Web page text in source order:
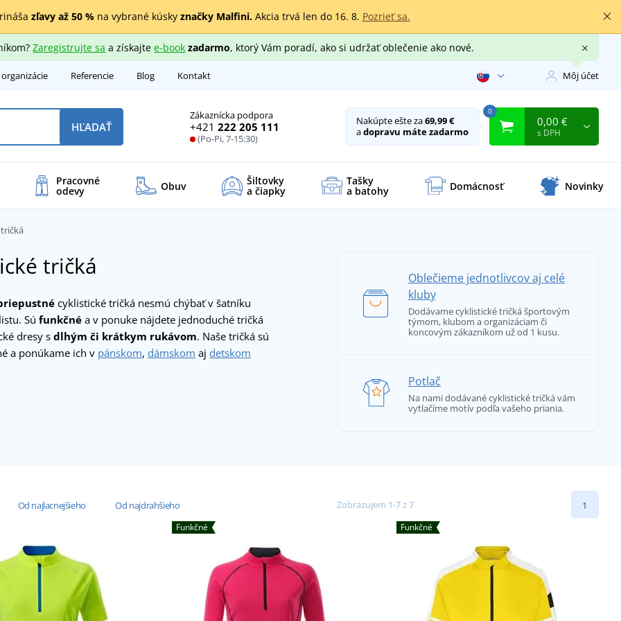
zľavy až 50 %na vybrané kúsky značky Malfini.Akcia trvá len do 16. 8. Pozrieť sa.
Zaregistrujte sa a získajtee-book zadarmo, ktorý Vám poradí, ako si udržať oblečenie ako nové.
Referencie Blog Kontakt Môj účet
Zákaznícka podpora
+421 222 205 111
(Po-Pi, 7-15:30)
HĽADAŤ Nakúpte ešte za69,99 €
adopravu máte zadarmo
0
0,00 €
s DPH
Pracovné
odevy Obuv Šiltovky
a čiapky
Tašky
a batohy Domácnosť Novinky
tričká
cyklistické tričká nesmú chýbať v šatníku
Sú funkčné a v ponuke nájdete jednoduché tričká
dresy s dlhým či krátkym rukávom. Naše tričká sú
a ponúkame ich v pánskom, dámskom aj detskom
Oblečieme jednotlivcov aj celé
kluby
Dodávame cyklistické tričká športovým
týmom, klubom a organizáciam či
koncovým zákazníkom už od 1 kusu.
Potlač
Na nami dodávané cyklistické tričká vám
vytlačíme motív podľa vašeho priania.
Od najlacnejšieho Od najdrahšieho Zobrazujem 1-7 z 7 1
Funkčné Funkčné